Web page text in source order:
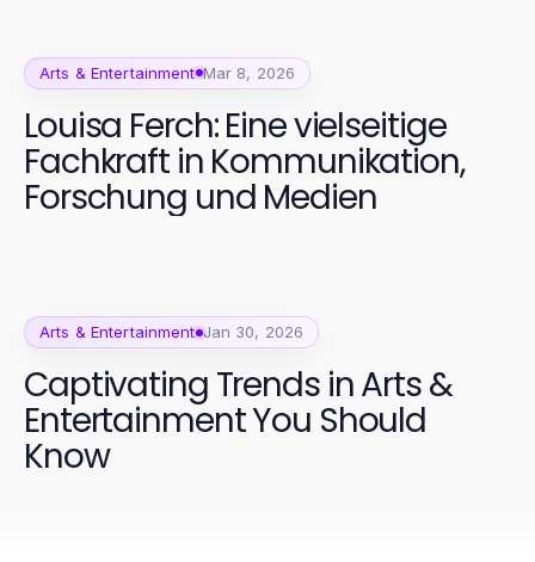
Arts & Entertainment Mar 8, 2026
Louisa Ferch: Eine vielseitige
Fachkraft in Kommunikation,
Forschung und Medien
Arts & Entertainment Jan 30, 2026
Captivating Trends in Arts &
Entertainment You Should
Know